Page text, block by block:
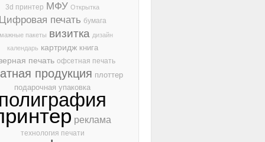
3d принтер МФУ Открытка
печать бумага
пакеты визитка дизайн
календарь картридж книга
печать офсетная печать
продукция плоттер
подарочная упаковка
реклама
технология печати